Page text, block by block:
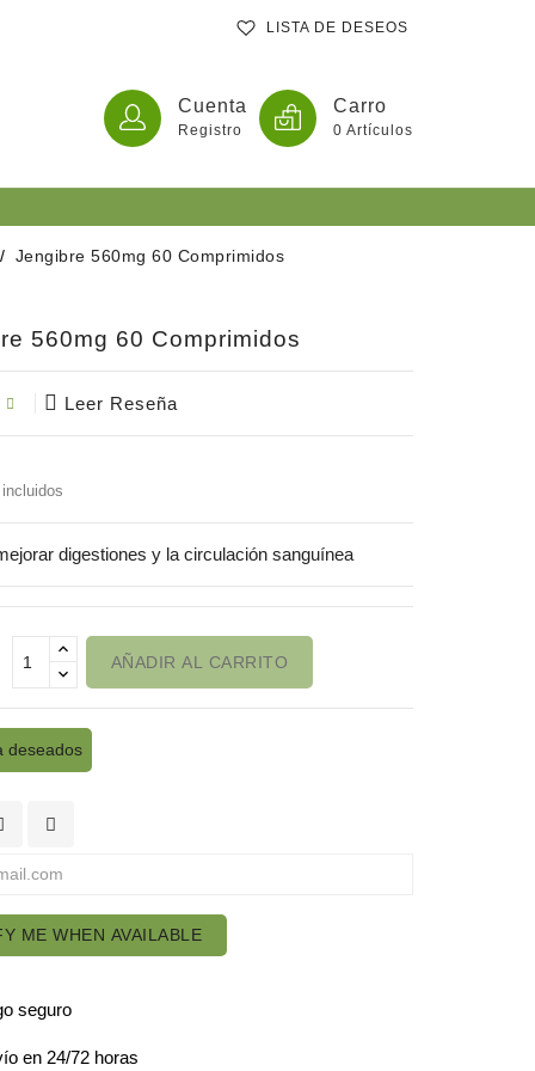
LISTA DE DESEOS
Cuenta
Registro
Carro
0 Artículos
Jengibre 560mg 60 Comprimidos
560mg 60 Comprimidos
Leer Reseña
incluidos
digestiones y la circulación sanguínea
AÑADIR AL CARRITO
deseados
ME WHEN AVAILABLE
seguro
en 24/72 horas